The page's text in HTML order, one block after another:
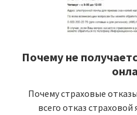
Почему не
Почему страховые
всего отказ